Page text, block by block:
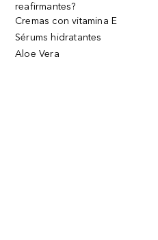
reafirmantes?
Cremas con vitamina E
Sérums hidratantes
Aloe Vera